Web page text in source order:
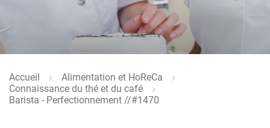
Fil
d'Ariane
Accueil
Alimentation et HoReCa
Connaissance du thé et du café
Barista - Perfectionnement //#1470